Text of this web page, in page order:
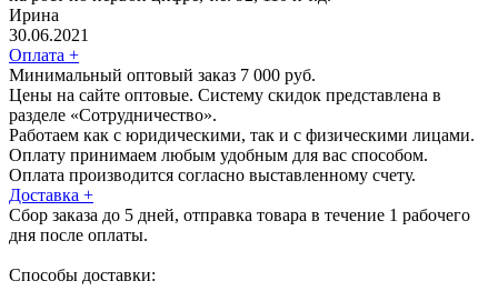
Ирина
30.06.2021
Оплата +
Минимальный оптовый заказ 7 000 руб.
Цены на сайте оптовые. Систему скидок представлена в
разделе «Сотрудничество».
Работаем как с юридическими, так и с физическими лицами.
Оплату принимаем любым удобным для вас способом.
Оплата производится согласно выставленному счету.
Доставка +
Сбор заказа до 5 дней, отправка товара в течение 1 рабочего
дня после оплаты.
Способы доставки: